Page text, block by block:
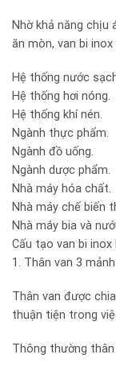
Nhờ khả năng chịu
ăn mòn, van bi
Hệ thống nước
Hệ thống hơi nóng.
Hệ thống khí nén.
Ngành thực phẩm.
Ngành đồ uống.
Ngành dược phẩm.
Nhà máy hóa chất.
Nhà máy chế biến
Nhà máy bia và
Cấu tạo van bi inox
1. Thân van 3 mảnh
Thân van được
thuận tiện trong
Thông thường